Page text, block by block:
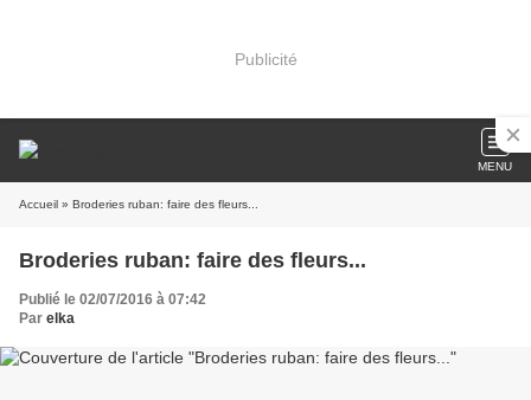
Publicité
MENU
Accueil » Broderies ruban: faire des fleurs...
Broderies ruban: faire des fleurs...
Publié le 02/07/2016 à 07:42
Par elka